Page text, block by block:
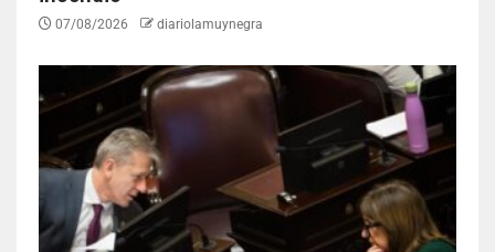
07/08/2026 diariolamuynegra